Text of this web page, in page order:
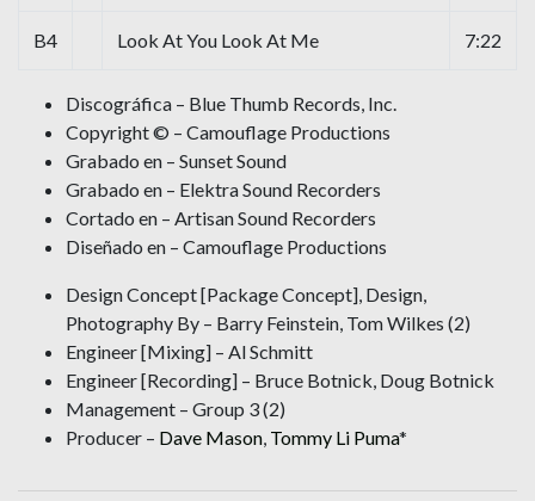
B4 Look At You Look At Me 7:22
Discográfica – Blue Thumb Records, Inc.
Copyright © – Camouflage Productions
Grabado en – Sunset Sound
Grabado en – Elektra Sound Recorders
Cortado en – Artisan Sound Recorders
Diseñado en – Camouflage Productions
Design Concept [Package Concept], Design,
Photography By – Barry Feinstein, Tom Wilkes (2)
Engineer [Mixing] – Al Schmitt
Engineer [Recording] – Bruce Botnick, Doug Botnick
Management – Group 3 (2)
Producer – Dave Mason, Tommy Li Puma*